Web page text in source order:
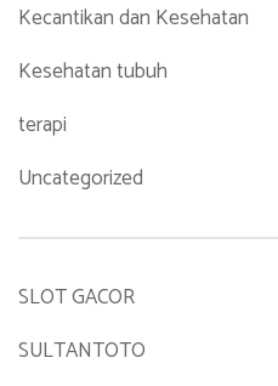
Kecantikan dan Kesehatan
Kesehatan tubuh
terapi
Uncategorized
SLOT GACOR
SULTANTOTO